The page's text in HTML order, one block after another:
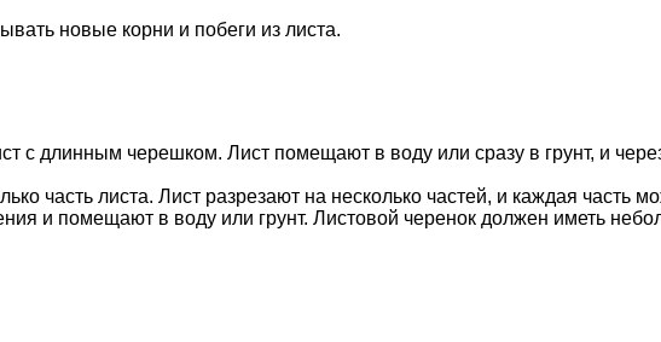
новые корни и побеги из листа.
с длинным черешком. Лист помещают в воду или сразу в грунт, и
часть листа. Лист разрезают на несколько частей, и каждая часть
и помещают в воду или грунт. Листовой черенок должен иметь